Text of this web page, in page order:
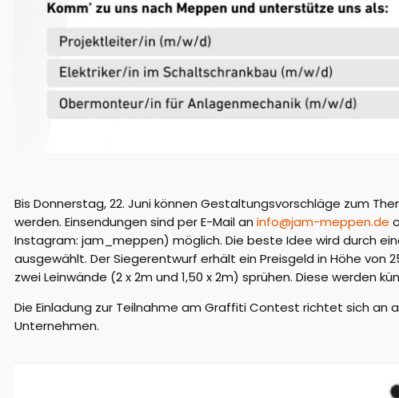
Bis Donnerstag, 22. Juni können Gestaltungsvorschläge zum
werden. Einsendungen sind per E-Mail an info@jam-meppen.de
Instagram: jam_meppen) möglich. Die beste Idee wird durch
ausgewählt. Der Siegerentwurf erhält ein Preisgeld in Höhe von
zwei Leinwände (2 x 2m und 1,50 x 2m) sprühen. Diese werden
Die Einladung zur Teilnahme am Graffiti Contest richtet sich an
Unternehmen.